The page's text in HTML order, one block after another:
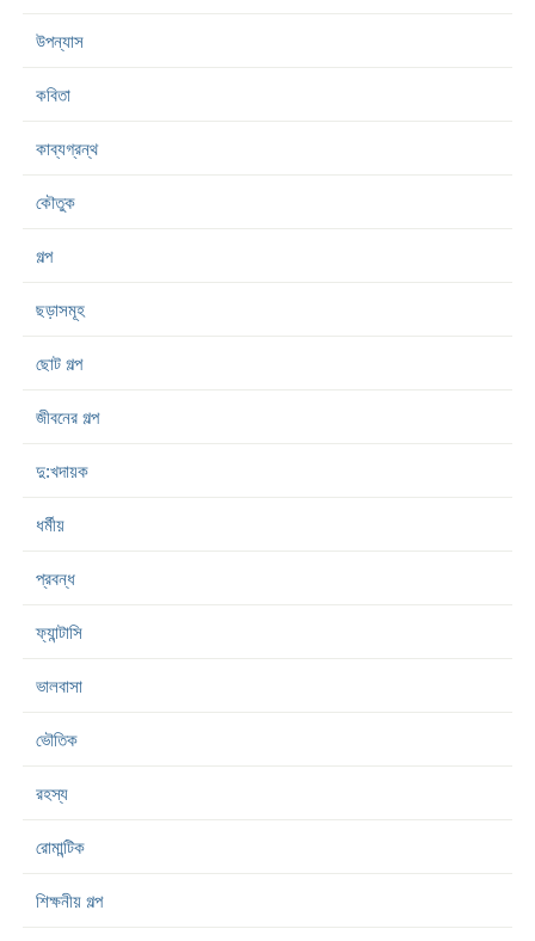
উপন্যাস
কবিতা
কাব্যগ্রন্থ
কৌতুক
গল্প
ছড়াসমূহ
ছোট গল্প
জীবনের গল্প
দু:খদায়ক
ধর্মীয়
প্রবন্ধ
ফ্যান্টাসি
ভালবাসা
ভৌতিক
রহস্য
রোমান্টিক
শিক্ষনীয় গল্প